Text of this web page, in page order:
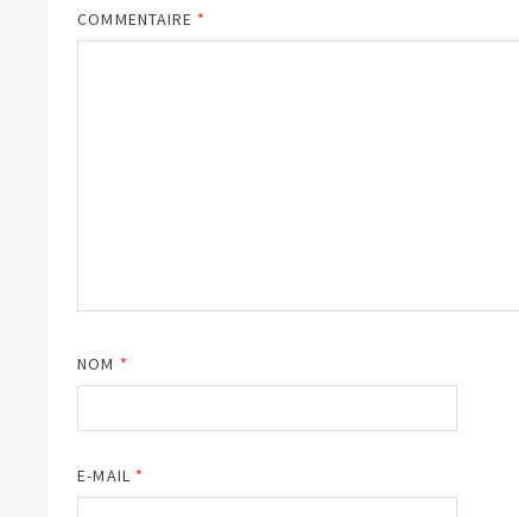
COMMENTAIRE *
NOM *
E-MAIL *